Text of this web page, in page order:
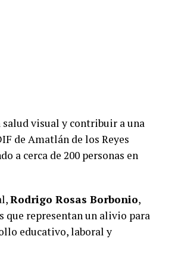
tiene como objetivo
hacia los animales.
aplicable.
o bajo control de sus
amarrados.
el reglamento o
visual y contribuir a una
de Amatlán de los Reyes
a cerca de 200 personas en
Rodrigo Rosas Borbonio,
que representan un alivio para
educativo, laboral y